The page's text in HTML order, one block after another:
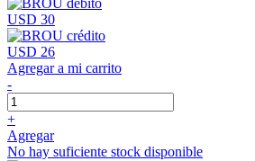
USD 30
USD 26
Agregar a mi carrito
-
+
Agregar
No hay suficiente stock disponible